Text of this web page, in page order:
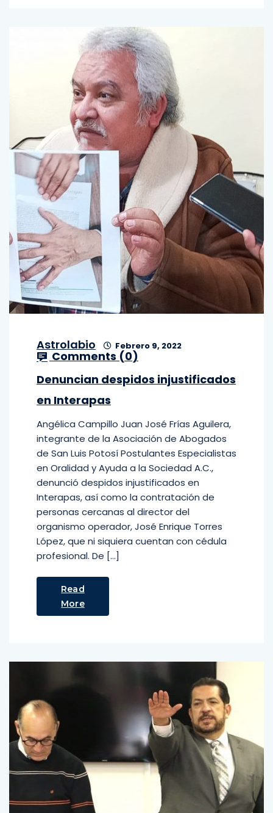
Astrolabio Febrero 9, 2022
Comments (0)
Denuncian despidos injustificados
en Interapas
Angélica Campillo Juan José Frías Aguilera,
integrante de la Asociación de Abogados
de San Luis Potosí Postulantes Especialistas
en Oralidad y Ayuda a la Sociedad A.C.,
denunció despidos injustificados en
Interapas, así como la contratación de
personas cercanas al director del
organismo operador, José Enrique Torres
López, que ni siquiera cuentan con cédula
profesional. De […]
Read
More